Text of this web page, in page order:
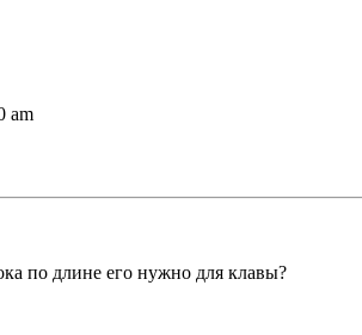
am
по длине его нужно для клавы?